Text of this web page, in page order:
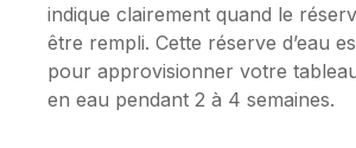
indique clairement quand le
être rempli. Cette réserve d’eau
pour approvisionner votre
en eau pendant 2 à 4 semaines.